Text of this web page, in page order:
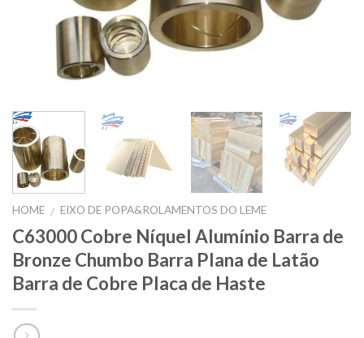
HOME / EIXO DE POPA&ROLAMENTOS DO LEME
C63000 Cobre Níquel Alumínio Barra de
Bronze Chumbo Barra Plana de Latão
Barra de Cobre Placa de Haste